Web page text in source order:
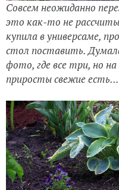
Совсем неожиданно
это как-то не
купила в универсаме,
стол поставить.
фото, где все три, но
приросты свежие есть...